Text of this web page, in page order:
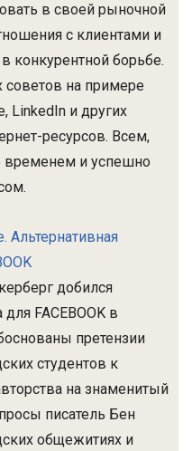
в своей рыночной
с клиентами и
конкурентной борьбе.
на примере
LinkedIn и других
ресурсов. Всем,
временем и успешно
Альтернативная
добился
FACEBOOK в
претензии
студентов к
на знаменитый
писатель Бен
общежитиях и